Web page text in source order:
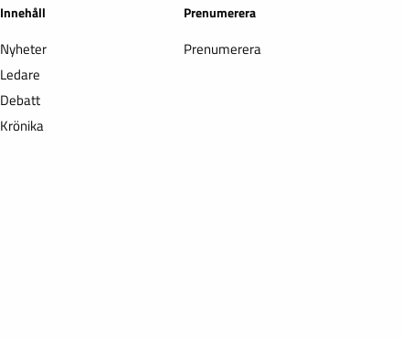
Innehåll
Nyheter
Ledare
Debatt
Krönika
Prenumerera
Prenumerera